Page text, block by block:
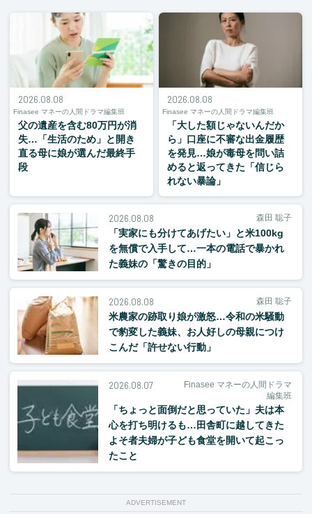
2026.08.08
Finasee マネーの人間ドラマ編集班
父の遺産を含む80万円が消
失…「生活のため」と開き
直る母に娘が選んだ最終手
段
2026.08.08
Finasee マネーの人間ドラマ編集班
「大した額じゃないんだか
ら」口座に不審な出金履歴
を発見…娘が毒母を問い詰
めると返ってきた「信じら
れない暴論」
2026.08.08 森田 聡子
「実家にも分けてあげたい」と米100kg
を無償で入手して…一本の電話で暴かれ
た義妹の「驚きの目的」
2026.08.08 森田 聡子
米農家の跡取り娘が激怒…令和の米騒動
で豹変した義妹、お人好しの母親につけ
こんだ「許せない行動」
2026.08.07
Finasee マネーの人間ドラマ
編集班
「ちょっと面倒だと思っていた」夫は本
心を打ち明けるも…田舎町に越してきた
よそ者夫婦が子ども食堂を開いて起こっ
たこと
ADVERTISEMENT